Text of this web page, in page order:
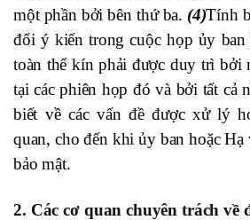
một phần bởi bên thứ ba. (4)Tính
đổi ý kiến trong cuộc họp ủy
toàn thể kín phải được duy trì bởi
tại các phiên họp đó và bởi tất cả
biết về các vấn đề được xử lý
quan, cho đến khi ủy ban hoặc
bảo mật.
2. Các cơ quan chuyên trách về